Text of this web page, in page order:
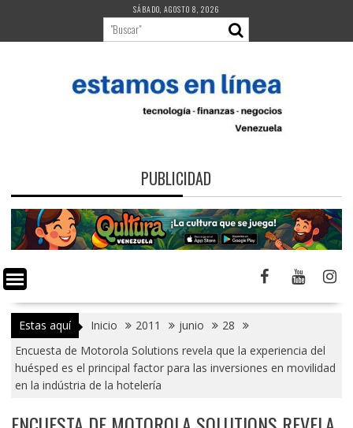
contenido
SÁBADO, AGOSTO 8, 2026
PUBLICIDAD
Estas aquí Inicio 2011 junio
28
Encuesta de Motorola Solutions revela que la experiencia del
huésped es el principal factor para las inversiones en movilidad
en la indústria de la hotelería